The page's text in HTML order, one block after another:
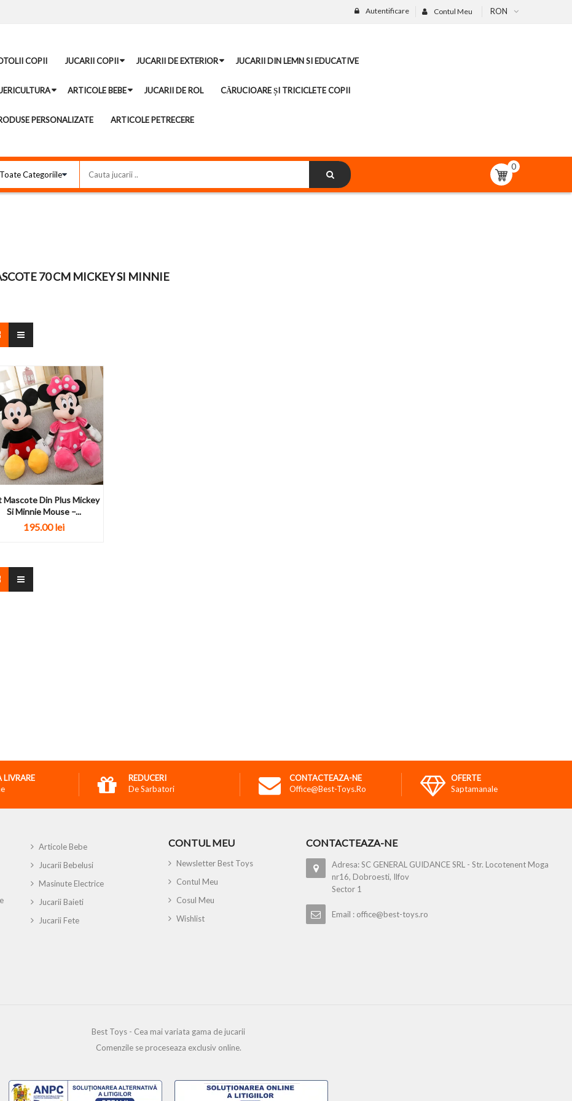
RON
Contul Meu
Autentificare
COPII JUCARII COPII JUCARII DE EXTERIOR JUCARII DIN LEMN SI EDUCATIVE
ARTICOLE BEBE JUCARII DE ROL CĂRUCIOARE ȘI TRICICLETE COPII
PERSONALIZATE ARTICOLE PETRECERE
0
70 CM MICKEY SI MINNIE
Mascote Din Plus Mickey
Si Minnie Mouse –...
195.00 lei
LIVRARE
REDUCERI
De Sarbatori
CONTACTEAZA-NE
Office@best-Toys.ro
OFERTE
Saptamanale
Articole Bebe
Jucarii Bebelusi
Masinute Electrice
Jucarii Baieti
Jucarii Fete
CONTUL MEU
Newsletter Best Toys
Contul Meu
Cosul Meu
Wishlist
CONTACTEAZA-NE
Adresa: SC GENERAL GUIDANCE SRL - Str. Locotenent Moga
nr16, Dobroesti, Ilfov
Sector 1
Email : office@best-toys.ro
Best Toys - Cea mai variata gama de jucarii
Comenzile se proceseaza exclusiv online.